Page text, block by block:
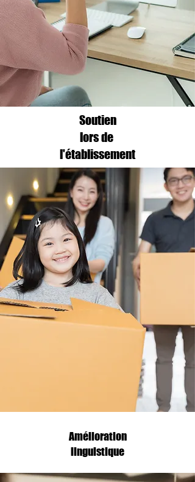
Soutien
lors de
l'établissement
Amélioration
linguistique